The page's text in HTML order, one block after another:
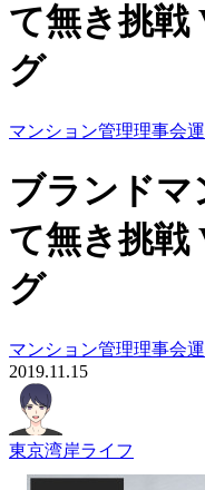
て無き挑戦
グ
マンション管理理事会
ブランド
て無き挑戦
グ
マンション管理理事会
2019.11.15
東京湾岸ライフ